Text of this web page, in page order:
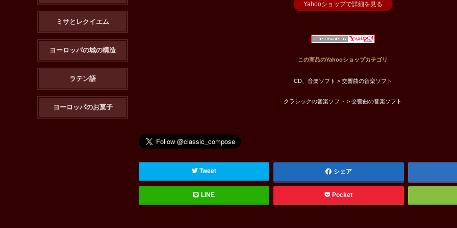
Yahooショップで詳細を見る
この商品のYahooショップカテゴリ
CD、音楽ソフト > 交響曲の音楽ソフト
クラシックの音楽ソフト > 交響曲の音楽ソフト
Tweet シェア
LINE Pocket
ミサとレクイエム
ヨーロッパの城の構造
ラテン語
ヨーロッパのお菓子